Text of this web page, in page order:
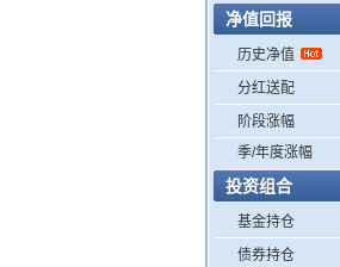
净值回报
历史净值
分红送配
阶段涨幅
季/年度涨幅
投资组合
基金持仓
债券持仓